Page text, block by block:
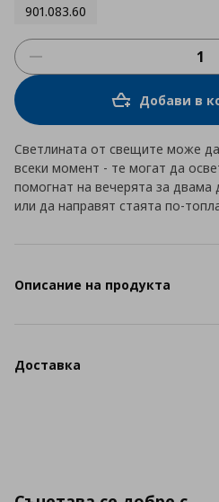
901.083.60
Добави в
Светлината от свещите може
всеки момент - те могат да
помогнат на вечерята за двама
или да направят стаята по-
Описание на продукта
Доставка